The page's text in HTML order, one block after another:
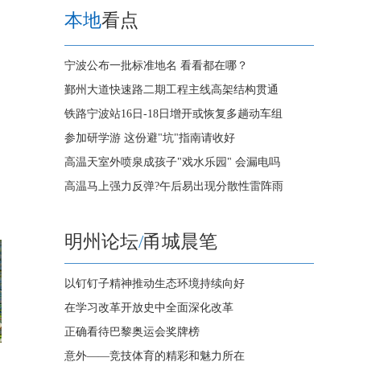
本地看点
宁波公布一批标准地名 看看都在哪？
鄞州大道快速路二期工程主线高架结构贯通
铁路宁波站16日-18日增开或恢复多趟动车组
参加研学游 这份避"坑"指南请收好
高温天室外喷泉成孩子"戏水乐园" 会漏电吗
高温马上强力反弹?午后易出现分散性雷阵雨
明州论坛/甬城晨笔
以钉钉子精神推动生态环境持续向好
在学习改革开放史中全面深化改革
正确看待巴黎奥运会奖牌榜
意外——竞技体育的精彩和魅力所在